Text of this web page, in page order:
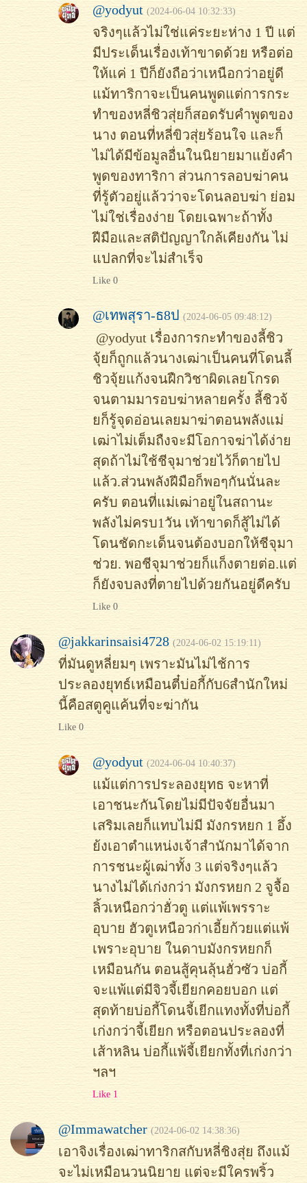
@yodyut (2024-06-04 10:32:33)
จริงๆแล้วไม่ใช่แค่ระยะห่าง 1 ปี แต่
มีประเด็นเรื่องเท้าขาดด้วย หรือต่อ
ให้แค่ 1 ปีก็ยังถือว่าเหนือกว่าอยู่ดี
แม้ทาริกาจะเป็นคนพูดแต่การกระ
ทำของหลี่ชิวสุ่ยก็สอดรับคำพูดของ
นาง ตอนที่หลี่ขิวสุ่ยร้อนใจ และก็
ไม่ได้มีข้อมูลอื่นในนิยายมาแย้งคำ
พูดของทาริกา ส่วนการลอบฆ่าคน
ที่รู้ตัวอยู่แล้วว่าจะโดนลอบฆ่า ย่อม
ไม่ใช่เรื่องง่าย โดยเฉพาะถ้าทั้ง
ฝีมือและสติปัญญาใกล้เคียงกัน ไม่
แปลกที่จะไม่สำเร็จ
Like 0
@เทพสุรา-ธ8ป (2024-06-05 09:48:12)
@yodyut เรื่องการกะทำของลี้ชิว
จุ้ยก็ถูกแล้วนางเฒ่าเป็นคนที่โดนลี้
ชิวจุ้ยแก้งจนฝืกวิชาผิดเลยโกรด
จนตามมารอบฆ่าหลายครั้ง ลี้ชิวจ้
ยก็รู้จุดอ่อนเลยมาฆ่าตอนพลังแม่
เฒ่าไม่เต็มถืงจะมีโอกาจฆ่าได้ง่าย
สุดถ้าไม่ใช้ชีจุมาช่วยไว้ก็ตายไป
แล้ว.ส่วนพลังฝีมือก็พอๆกันนั่นละ
ครับ ตอนที่แม่เฒ่าอยู่ในสถานะ
พลังไม่ครบ1วัน เท้าขาดก็สู้ไม่ได้
โดนชัดกะเด็นจนต้องบอกให้ชีจุมา
ช่วย. พอชีจุมาช่วยก็แก็งตายต่อ.แต่
ก็ยังจบลงที่ตายไปด้วยกันอยู่ดีครับ
Like 0
@jakkarinsaisi4728 (2024-06-02 15:19:11)
ที่มันดูหลี่ยมๆ เพราะมันไม่ไช้การ
ประลองยุทธ์เหมือนตี๋บ่อกี้กับ6สำนักใหม่
นี้คือสตูคูแค้นที่จะฆ่ากัน
Like 0
@yodyut (2024-06-04 10:40:37)
แม้แต่การประลองยุทธ จะหาที่
เอาชนะกันโดยไม่มีปัจจัยอื่นมา
เสริมเลยก็แทบไม่มี มังกรหยก 1 อึ้ง
ย้งเอาตำแหน่งเจ้าสำนักมาได้จาก
การชนะผู้เฒ่าทั้ง 3 แต่จริงๆแล้ว
นางไม่ได้เก่งกว่า มังกรหยก 2 จูจื้อ
ลิ้วเหนือกว่าฮั่วตู แต่แพ้เพรราะ
อุบาย ฮัวตูเหนือวก่าเอี้ยก้วยแต่แพ้
เพราะอุบาย ในดาบมังกรหยกก็
เหมือนกัน ตอนสู้คุนลุ้นฮั่วซัว บ่อกี้
จะแพ้แต่มีจิวจี้เยียกคอยบอก แต่
สุดท้ายบ่อกี้โดนจี้เยีกแทงทั้งที่บ่อกี้
เก่งกว่าจี้เยียก หรือตอนประลองที่
เส้าหลิน บ่อกี้แพ้จี้เยียกทั้งที่เก่งกว่า
ฯลฯ
Like 1
@Immawatcher (2024-06-02 14:38:36)
เอาจิงเรื่องเฒ่าทาริกสกับหลี่ชิงสุ่ย ถึงแม้
จะไม่เหมือนวนนิยาย แต่จะมีใครพริ้ว